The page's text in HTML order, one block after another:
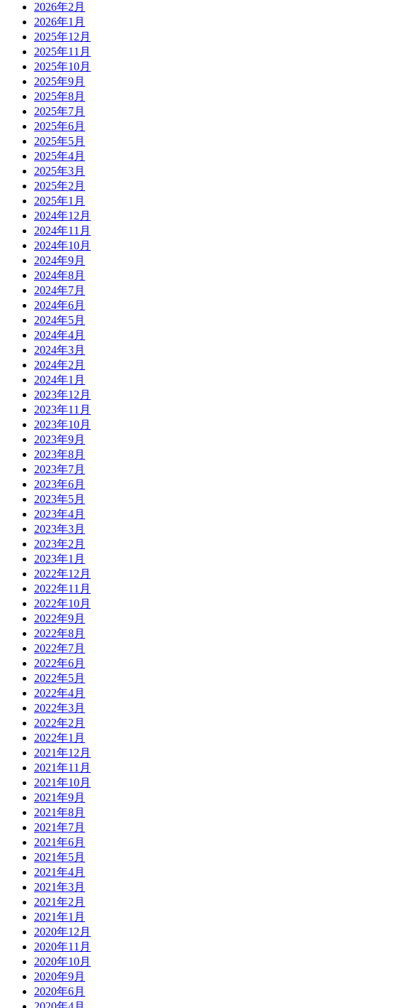
2026年2月
2026年1月
2025年12月
2025年11月
2025年10月
2025年9月
2025年8月
2025年7月
2025年6月
2025年5月
2025年4月
2025年3月
2025年2月
2025年1月
2024年12月
2024年11月
2024年10月
2024年9月
2024年8月
2024年7月
2024年6月
2024年5月
2024年4月
2024年3月
2024年2月
2024年1月
2023年12月
2023年11月
2023年10月
2023年9月
2023年8月
2023年7月
2023年6月
2023年5月
2023年4月
2023年3月
2023年2月
2023年1月
2022年12月
2022年11月
2022年10月
2022年9月
2022年8月
2022年7月
2022年6月
2022年5月
2022年4月
2022年3月
2022年2月
2022年1月
2021年12月
2021年11月
2021年10月
2021年9月
2021年8月
2021年7月
2021年6月
2021年5月
2021年4月
2021年3月
2021年2月
2021年1月
2020年12月
2020年11月
2020年10月
2020年9月
2020年6月